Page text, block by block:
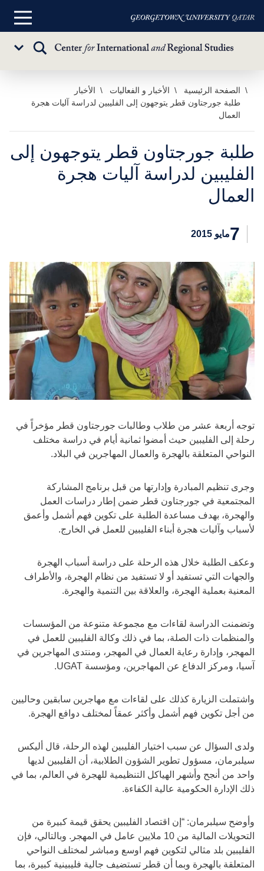
تخطي
المحتوى
الرئيسي
القائمة
تبديل
الصفحة الرئيسية الأخبار و الفعاليات
الأخبار
طلبة جورجتاون قطر يتوجهون إلى الفليبين لدراسة آليات هجرة
العمال
طلبة جورجتاون قطر يتوجهون إلى
الفليبين لدراسة آليات هجرة
العمال
7مايو 2015
توجه أربعة عشر من طلاب وطالبات جورجتاون قطر مؤخراً في
رحلة إلى الفليبين حيث أمضوا ثمانية أيام في دراسة مختلف
النواحي المتعلقة بالهجرة والعمال المهاجرين في البلاد.
وجرى تنظيم المبادرة وإدارتها من قبل برنامج المشاركة
المجتمعية في جورجتاون قطر ضمن إطار دراسات العمل
والهجرة، بهدف مساعدة الطلبة على تكوين فهم أشمل وأعمق
لأسباب وآليات هجرة أبناء الفليبين للعمل في الخارج.
وعكف الطلبة خلال هذه الرحلة على دراسة أسباب الهجرة
والجهات التي تستفيد أو لا تستفيد من نظام الهجرة، والأطراف
المعنية بعملية الهجرة، والعلاقة بين التنمية والهجرة.
وتضمنت الدراسة لقاءات مع مجموعة متنوعة من المؤسسات
والمنظمات ذات الصلة، بما في ذلك وكالة الفليبين للعمل في
المهجر، وإدارة رعاية العمال في المهجر، ومنتدى المهاجرين في
آسيا، ومركز الدفاع عن المهاجرين، ومؤسسة UGAT.
واشتملت الزيارة كذلك على لقاءات مع مهاجرين سابقين وحاليين
من أجل تكوين فهم أشمل وأكثر عمقاً لمختلف دوافع الهجرة.
ولدى السؤال عن سبب اختيار الفليبين لهذه الرحلة، قال أليكس
سيلبرمان، مسؤول تطوير الشؤون الطلابية، أن الفليبين لديها
واحد من أنجح وأشهر الهياكل التنظيمية للهجرة في العالم، بما في
ذلك الإدارة الحكومية عالية الكفاءة.
وأوضح سيلبرمان: “إن اقتصاد الفليبين يحقق قيمة كبيرة من
التحويلات المالية من 10 ملايين عامل في المهجر. وبالتالي، فإن
الفليبين بلد مثالي لتكوين فهم اوسع ومباشر لمختلف النواحي
المتعلقة بالهجرة وبما أن قطر تستضيف جالية فليبينية كبيرة، بما